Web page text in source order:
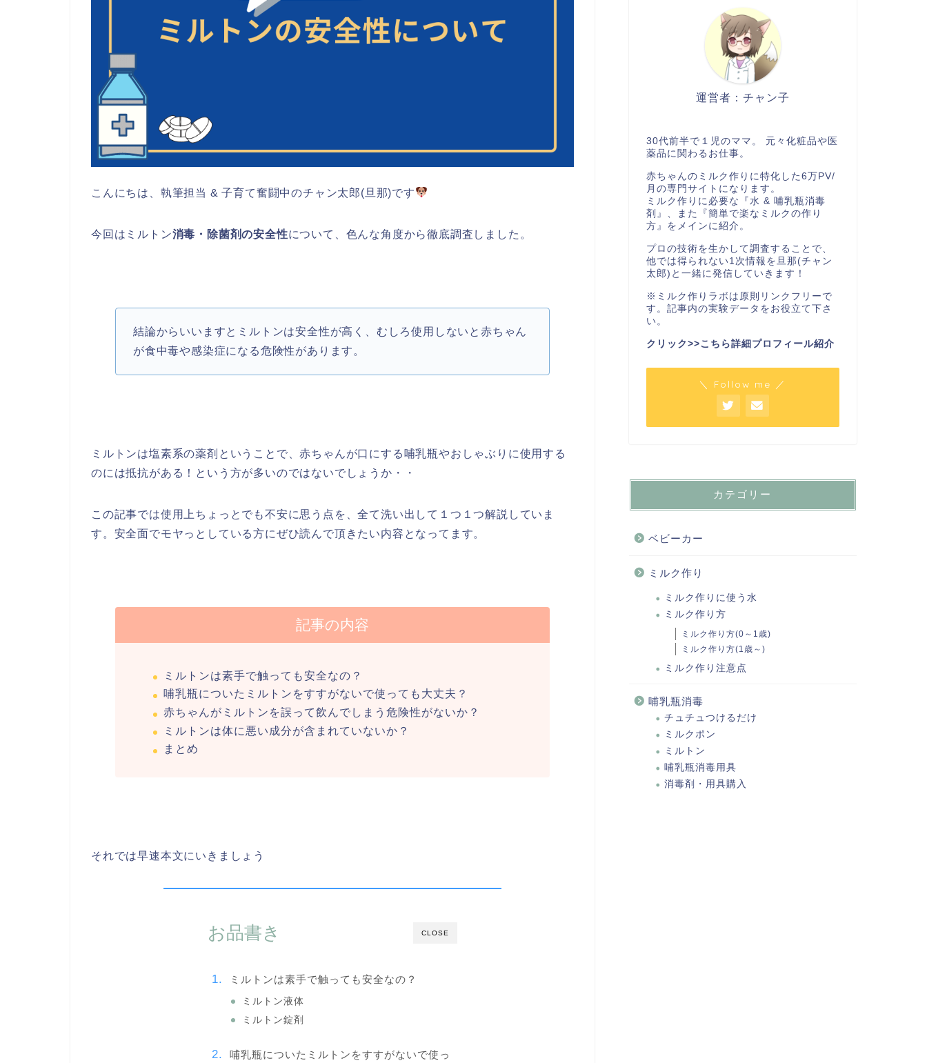
こんにちは、執筆担当 & 子育て奮闘中のチャン太郎(旦那)です
今回はミルトン消毒・除菌剤の安全性について、色んな角度から徹底調査しました。
結論からいいますとミルトンは安全性が高く、むしろ使用しないと赤ちゃん
が食中毒や感染症になる危険性があります。
ミルトンは塩素系の薬剤ということで、赤ちゃんが口にする哺乳瓶やおしゃぶりに使用する
のには抵抗がある！という方が多いのではないでしょうか・・
この記事では使用上ちょっとでも不安に思う点を、全て洗い出して１つ１つ解説していま
す。安全面でモヤっとしている方にぜひ読んで頂きたい内容となってます。
記事の内容
ミルトンは素手で触っても安全なの？
哺乳瓶についたミルトンをすすがないで使っても大丈夫？
赤ちゃんがミルトンを誤って飲んでしまう危険性がないか？
ミルトンは体に悪い成分が含まれていないか？
まとめ
それでは早速本文にいきましょう
CLOSE
お品書き
ミルトンは素手で触っても安全なの？
ミルトン液体
ミルトン錠剤
哺乳瓶についたミルトンをすすがないで使っ
運営者：チャン子
30代前半で１児のママ。 元々化粧品や医
薬品に関わるお仕事。
赤ちゃんのミルク作りに特化した6万PV/
月の専門サイトになります。
ミルク作りに必要な『水 & 哺乳瓶消毒
剤』、また『簡単で楽なミルクの作り
方』をメインに紹介。
プロの技術を生かして調査することで、
他では得られない1次情報を旦那(チャン
太郎)と一緒に発信していきます！
※ミルク作りラボは原則リンクフリーで
す。記事内の実験データをお役立て下さ
い。
クリック>>こちら詳細プロフィール紹介
＼ Follow me ／
カテゴリー
ベビーカー
ミルク作り
ミルク作りに使う水
ミルク作り方
ミルク作り方(0～1歳)
ミルク作り方(1歳～)
ミルク作り注意点
哺乳瓶消毒
チュチュつけるだけ
ミルクポン
ミルトン
哺乳瓶消毒用具
消毒剤・用具購入